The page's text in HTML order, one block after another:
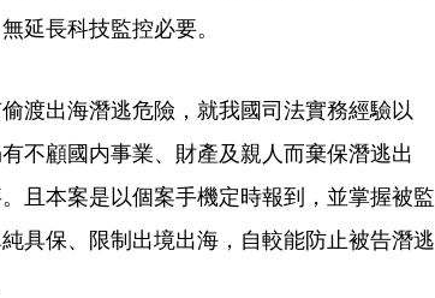
延長科技監控必要。
渡出海潛逃危險，就我國司法實務經驗以
不顧國内事業、財產及親人而棄保潛逃出
且本案是以個案手機定時報到，並掌握被監
具保、限制出境出海，自較能防止被告潛逃